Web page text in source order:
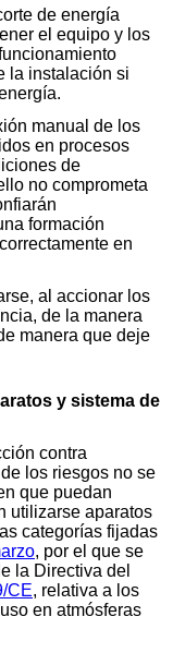
de energía
el equipo y los
la instalación si
manual de los
en procesos
de
no comprometa
formación
en
al accionar los
de la manera
manera que deje
y sistema de
contra
los riesgos no se
que puedan
utilizarse aparatos
categorías fijadas
, por el que se
la Directiva del
CE, relativa a los
en atmósferas